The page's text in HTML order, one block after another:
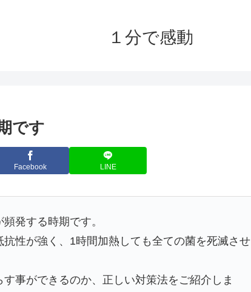
１分で感動
です
Facebook LINE
発する時期です。
性が強く、1時間加熱しても全ての菌を死滅させ
事ができるのか、正しい対策法をご紹介しま